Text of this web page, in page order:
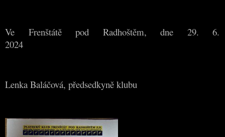
Ve Frenštátě pod Radhoštěm, dne 29. 6.
2024
Lenka Baláčová, předsedkyně klubu